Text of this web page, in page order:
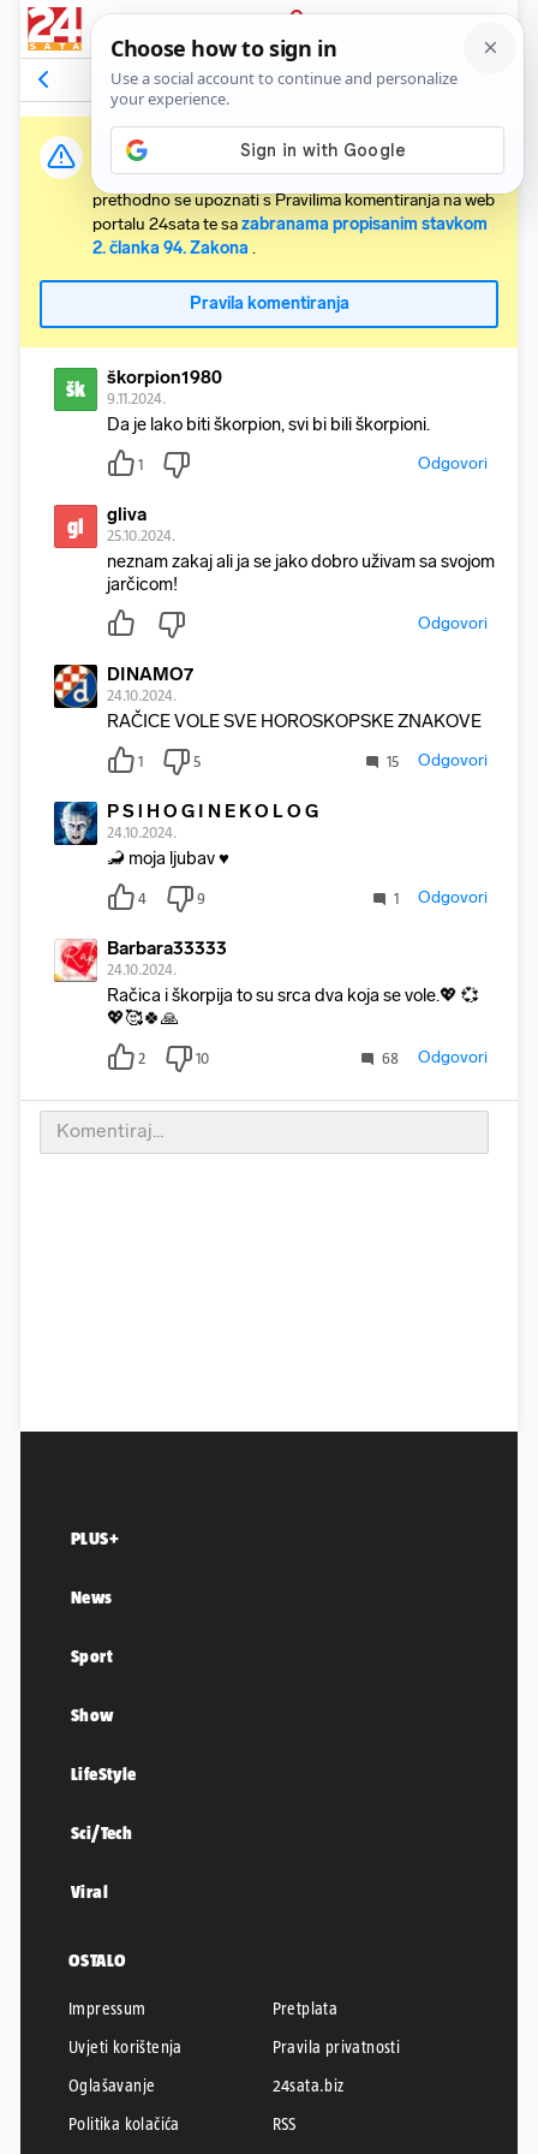
PRIJAVA
Komentari89 Relevantni
Važna obavijest:
Svaki korisnik koji želi komentirati članke obvezan je
prethodno se upoznati s Pravilima komentiranja na web
portalu 24sata te sazabranama propisanim stavkom
2. članka 94. Zakona .
Pravila komentiranja
šk škorpion1980
9.11.2024.
Da je lako biti škorpion, svi bi bili škorpioni.
1 Odgovori
gl gliva
25.10.2024.
neznam zakaj ali ja se jako dobro uživam sa svojom
jarčicom!
Odgovori
DINAMO7
24.10.2024.
RAČICE VOLE SVE HOROSKOPSKE ZNAKOVE
1 5 15 Odgovori
P S l H O G I N E K O L O G
24.10.2024.
🦂 moja ljubav ♥️
4 9 1 Odgovori
Barbara33333
24.10.2024.
Račica i škorpija to su srca dva koja se vole.💖 💞
💖🥰🍀🙏
2 10 68 Odgovori
PLUS+
News
Sport
Show
LifeStyle
Sci/Tech
Viral
OSTALO
Impressum
Pretplata
Uvjeti korištenja
Pravila privatnosti
Oglašavanje
24sata.biz
Politika kolačića
RSS